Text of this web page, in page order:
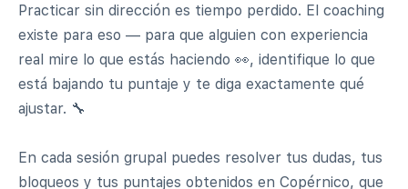
Practicar sin dirección es tiempo perdido. El coaching
existe para eso — para que alguien con experiencia
real mire lo que estás haciendo 👀, identifique lo que
está bajando tu puntaje y te diga exactamente qué
ajustar. 🔧
En cada sesión grupal puedes resolver tus dudas, tus
bloqueos y tus puntajes obtenidos en Copérnico, que